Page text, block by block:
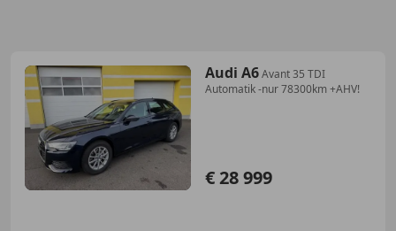
Audi A6Avant 35 TDI
Automatik -nur 78300km +AHV!
€ 28 999